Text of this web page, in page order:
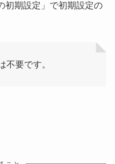
初期設定」で初期設定の
不要です。